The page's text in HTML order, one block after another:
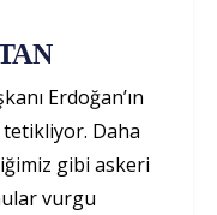
Erdoğan’ın
Daha
gibi askeri
vurgu